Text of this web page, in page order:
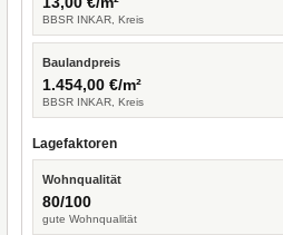
BBSR INKAR, Kreis
Baulandpreis
1.454,00 €/m²
BBSR INKAR, Kreis
Lagefaktoren
Wohnqualität
80/100
gute Wohnqualität